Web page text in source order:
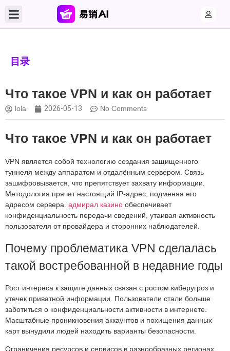
目录
Что такое VPN и как он работает
lola 2026-05-13 No Comments
Что такое VPN и как он работает
VPN является собой технологию создания защищенного
туннеля между аппаратом и отдалённым сервером. Связь
зашифровывается, что препятствует захвату информации.
Методология прячет настоящий IP-адрес, подменяя его
адресом сервера. адмирал казино обеспечивает
конфиденциальность передачи сведений, утаивая активность
пользователя от провайдера и сторонних наблюдателей.
Почему проблематика VPN сделалась
такой востребованной в недавние годы
Рост интереса к защите данных связан с ростом киберугроз и
утечек приватной информации. Пользователи стали больше
заботиться о конфиденциальности активности в интернете.
Масштабные проникновения аккаунтов и похищения данных
карт вынудили людей находить варианты безопасности.
Ограничения ресурсов и сервисов в разнообразных регионах